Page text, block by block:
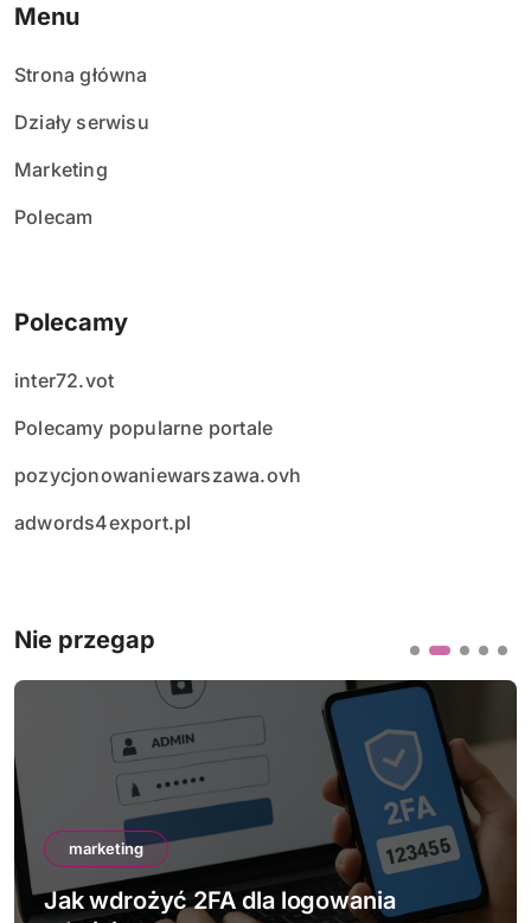
Menu
Strona główna
Działy serwisu
Marketing
Polecam
Polecamy
inter72.vot
Polecamy popularne portale
pozycjonowaniewarszawa.ovh
adwords4export.pl
Nie przegap
Jak sprawdzić bezpieczeństwo